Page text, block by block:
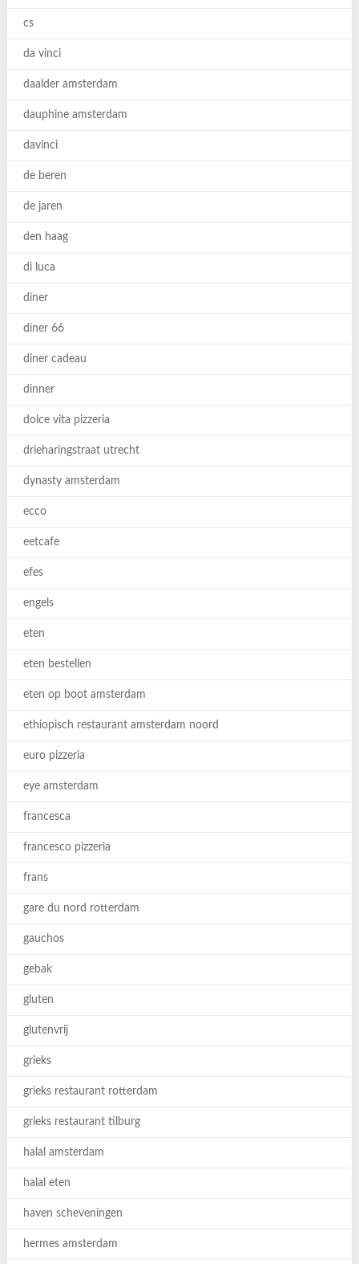
cs
da vinci
daalder amsterdam
dauphine amsterdam
davinci
de beren
de jaren
den haag
di luca
diner
diner 66
diner cadeau
dinner
dolce vita pizzeria
drieharingstraat utrecht
dynasty amsterdam
ecco
eetcafe
efes
engels
eten
eten bestellen
eten op boot amsterdam
ethiopisch restaurant amsterdam noord
euro pizzeria
eye amsterdam
francesca
francesco pizzeria
frans
gare du nord rotterdam
gauchos
gebak
gluten
glutenvrij
grieks
grieks restaurant rotterdam
grieks restaurant tilburg
halal amsterdam
halal eten
haven scheveningen
hermes amsterdam